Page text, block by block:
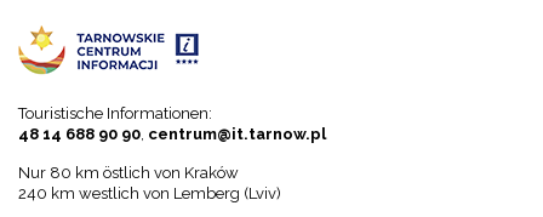
Touristische Informationen:
48 14 688 90 90 centrum@it.tarnow.pl
Nur 80 km östlich von Kraków
240 km westlich von Lemberg (Lviv)